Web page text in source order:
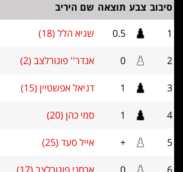
סיבוב צבע תוצאה שם היריב
1
0.5 שגיא הלל (18)
2
0 אנדר'' פוגורלצב (2)
3
1 דניאל אפשטיין (15)
4
1 סמי כהן (20)
5
+ אייל סעד (25)